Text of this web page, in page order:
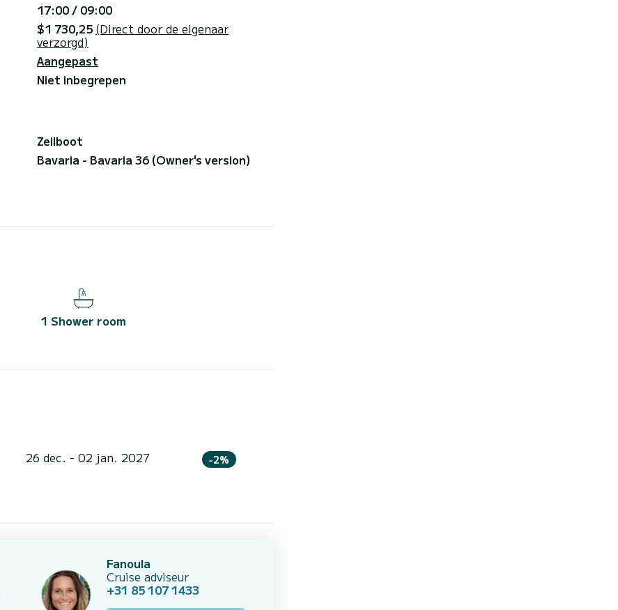
17:00 / 09:00
$1 730,25 (Direct door de eigenaar
verzorgd)
Aangepast
Niet inbegrepen
Zeilboot
Bavaria - Bavaria 36 (Owner's version)
1 Shower room
26 dec. - 02 jan. 2027 -2%
Fanoula
Cruise adviseur
+31 85 107 1433